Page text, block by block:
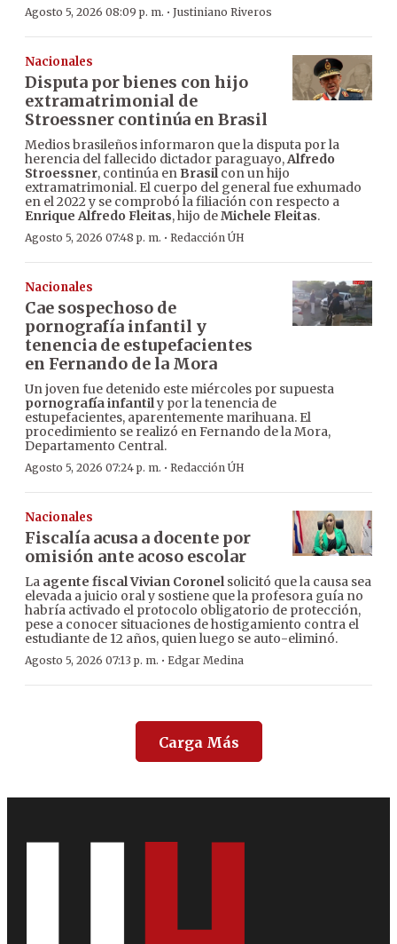
Agosto 5, 2026 08:09 p. m. · Justiniano Riveros
Nacionales
Disputa por bienes con hijo
extramatrimonial de
Stroessner continúa en Brasil
Medios brasileños informaron que la disputa por la
herencia del fallecido dictador paraguayo,Alfredo
Stroessner, continúa en Brasilcon un hijo
extramatrimonial. El cuerpo del general fue exhumado
en el 2022 y se comprobó la filiación con respecto a
Enrique Alfredo Fleitas, hijo deMichele Fleitas.
Agosto 5, 2026 07:48 p. m. · Redacción ÚH
Nacionales
Cae sospechoso de
pornografía infantil y
tenencia de estupefacientes
en Fernando de la Mora
Un joven fue detenido este miércoles por supuesta
pornografía infantily por la tenencia de
estupefacientes, aparentemente marihuana. El
procedimiento se realizó en Fernando de la Mora,
Departamento Central.
Agosto 5, 2026 07:24 p. m. · Redacción ÚH
Nacionales
Fiscalía acusa a docente por
omisión ante acoso escolar
La agente fiscal Vivian Coronelsolicitó que la causa sea
elevada a juicio oral y sostiene que la profesora guía no
habría activado el protocolo obligatorio de protección,
pese a conocer situaciones de hostigamiento contra el
estudiante de 12 años, quien luego se auto-eliminó.
Agosto 5, 2026 07:13 p. m. · Edgar Medina
Carga Más